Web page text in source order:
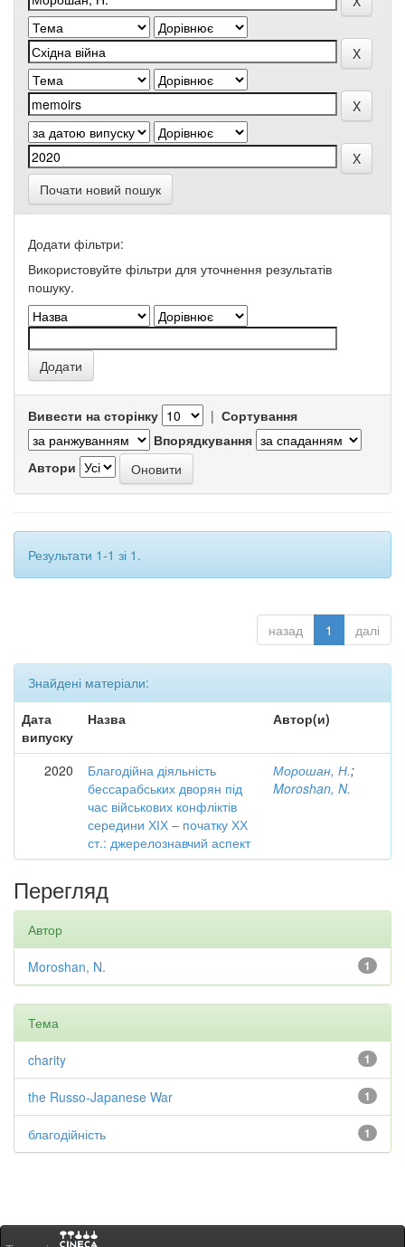
Почати новий пошук
Додати фільтри:
Використовуйте фільтри для уточнення результатів
пошуку.
Вивести на сторінку | Сортування
Впорядкування
Автори
Результати 1-1 зі 1.
назад 1 далі
Знайдені матеріали:
Дата
випуску
Назва Автор(и)
2020
Благодійна діяльність
бессарабських дворян під
час військових конфліктів
середини ХІХ – початку ХХ
ст.: джерелознавчий аспект
Морошан, Н.;
Moroshan, N.
Перегляд
Автор
1
Moroshan, N.
Тема
1
charity
1
the Russo-Japanese War
1
благодійність